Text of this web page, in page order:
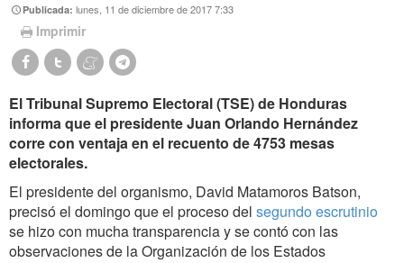
Publicada:lunes, 11 de diciembre de 2017 7:33
Imprimir
El Tribunal Supremo Electoral (TSE) de Honduras
informa que el presidente Juan Orlando Hernández
corre con ventaja en el recuento de 4753 mesas
electorales.
El presidente del organismo, David Matamoros Batson,
precisó el domingo que el proceso del segundo escrutinio
se hizo con mucha transparencia y se contó con las
observaciones de la Organización de los Estados